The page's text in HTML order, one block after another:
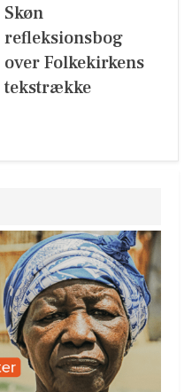
Skøn
refleksionsbog
over Folkekirkens
tekstrække